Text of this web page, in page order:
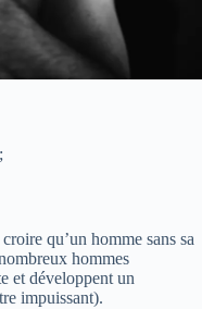
qu’un homme sans sa
hommes
et développent un
impuissant).